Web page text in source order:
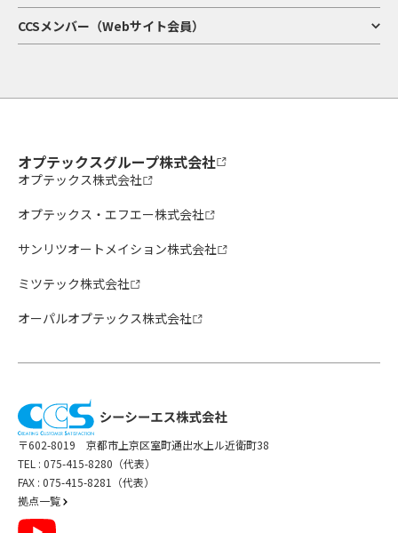
CCSメンバー（Webサイト会員）
オプテックスグループ株式会社
オプテックス株式会社
オプテックス・エフエー株式会社
サンリツオートメイション株式会社
ミツテック株式会社
オーパルオプテックス株式会社
〒602-8019 京都市上京区室町通出水上ル近衛町38
TEL : 075-415-8280（代表）
FAX : 075-415-8281（代表）
拠点一覧